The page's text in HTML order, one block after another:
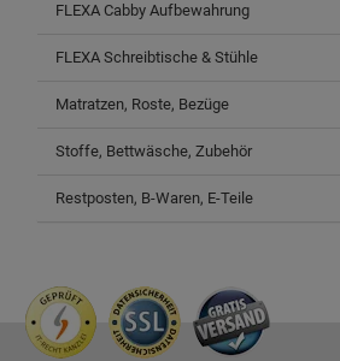
FLEXA Cabby Aufbewahrung
FLEXA Schreibtische & Stühle
Matratzen, Roste, Bezüge
Stoffe, Bettwäsche, Zubehör
Restposten, B-Waren, E-Teile